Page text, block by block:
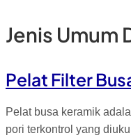
Jenis Umum
Pelat Filter
Pelat busa keramik
pori terkontrol yang